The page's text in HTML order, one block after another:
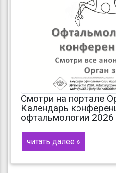
Смотри на портале
Календарь
офтальмологии 2026
читать далее »